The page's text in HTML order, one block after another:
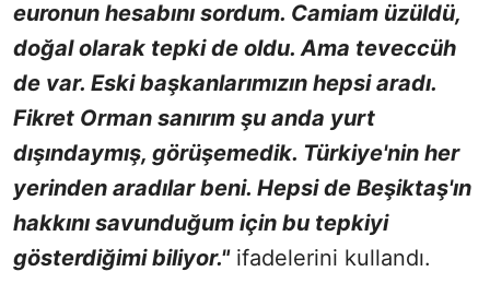
euronun hesabını sordum. Camiam üzüldü,
doğal olarak tepki de oldu. Ama teveccüh
de var. Eski başkanlarımızın hepsi aradı.
Fikret Orman sanırım şu anda yurt
dışındaymış, görüşemedik. Türkiye'nin her
yerinden aradılar beni. Hepsi de Beşiktaş'ın
hakkını savunduğum için bu tepkiyi
gösterdiğimi biliyor."ifadelerini kullandı.